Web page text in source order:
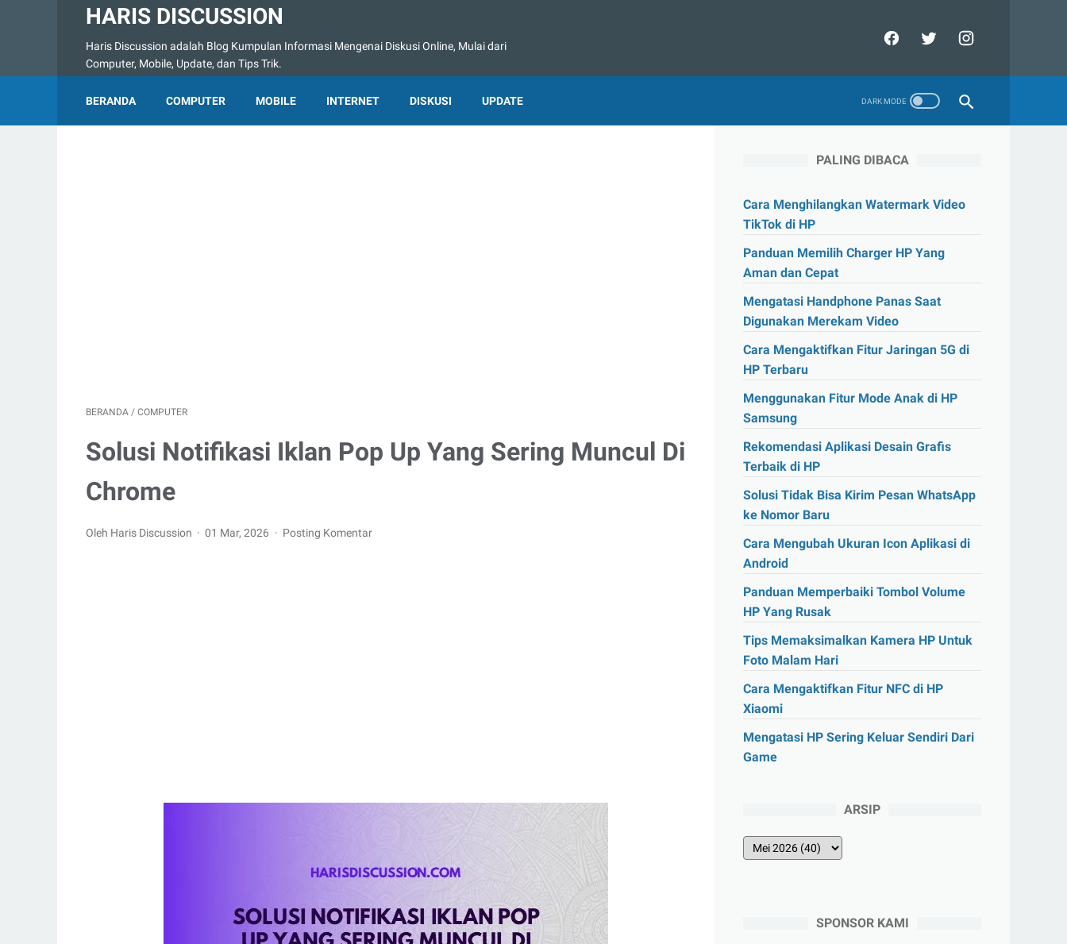
HARIS DISCUSSION
Haris Discussion adalah Blog Kumpulan Informasi Mengenai Diskusi Online, Mulai dari
Computer, Mobile, Update, dan Tips Trik.
BERANDA COMPUTER MOBILE INTERNET DISKUSI UPDATE
BERANDA / COMPUTER
Solusi Notifikasi Iklan Pop Up Yang Sering Muncul Di
Chrome
Oleh Haris Discussion 01 Mar, 2026 Posting Komentar
PALING DIBACA
Cara Menghilangkan Watermark Video
TikTok di HP
Panduan Memilih Charger HP Yang
Aman dan Cepat
Mengatasi Handphone Panas Saat
Digunakan Merekam Video
Cara Mengaktifkan Fitur Jaringan 5G di
HP Terbaru
Menggunakan Fitur Mode Anak di HP
Samsung
Rekomendasi Aplikasi Desain Grafis
Terbaik di HP
Solusi Tidak Bisa Kirim Pesan WhatsApp
ke Nomor Baru
Cara Mengubah Ukuran Icon Aplikasi di
Android
Panduan Memperbaiki Tombol Volume
HP Yang Rusak
Tips Memaksimalkan Kamera HP Untuk
Foto Malam Hari
Cara Mengaktifkan Fitur NFC di HP
Xiaomi
Mengatasi HP Sering Keluar Sendiri Dari
Game
ARSIP
SPONSOR KAMI